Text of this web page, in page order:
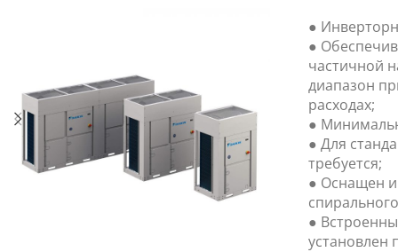
●
●
частичной
диапазон
расходах;
●
● Для
требуется;
● Оснащен
●
установлен